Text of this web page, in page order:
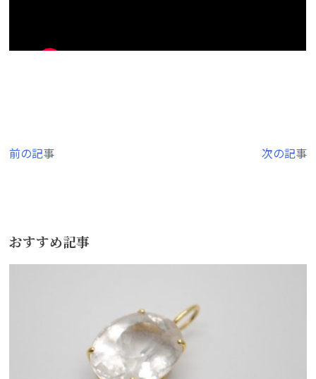
投
ビ
前の記事 次の記事
おすすめ記事